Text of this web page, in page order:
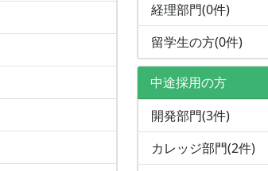
経理部門(0件)
留学生の方(0件)
中途採用の方
開発部門(3件)
カレッジ部門(2件)